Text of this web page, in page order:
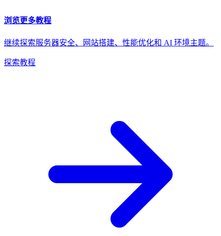
浏览更多教程
继续探索服务器安全、网站搭建、性能优化和 AI 环境主题。
探索教程